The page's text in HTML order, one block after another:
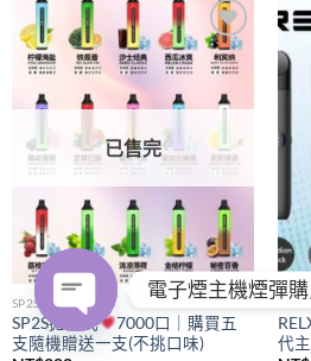
Add to
wishlist
已售完
SP2S
SP2S拋棄式
7000口｜購買五
支隨機贈送一支(不挑口味)
RELX
代
電子煙主機煙彈
OPEN